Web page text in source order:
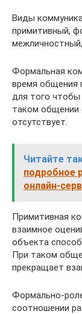
Виды
примитивный,
Формальная
время общения
для того
таком общении
отсутствует.
Читайте
подробное
онлайн-
Примитивная
взаимное
объекта
При таком
прекращает
Формально-
соотношении